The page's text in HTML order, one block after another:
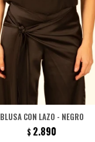
BLUSA CON LAZO - NEGRO
$ 2.890